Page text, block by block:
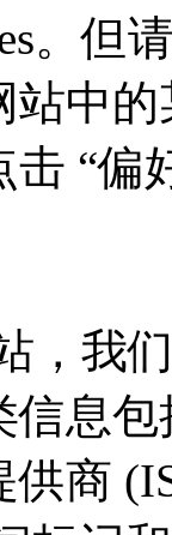
。但
中
“偏
，我
信息
商